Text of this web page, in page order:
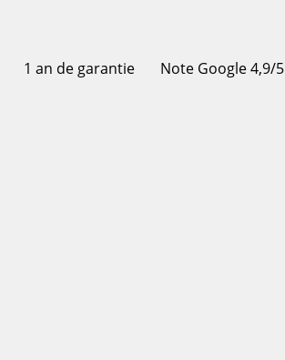
1 an de garantie Note Google 4,9/5